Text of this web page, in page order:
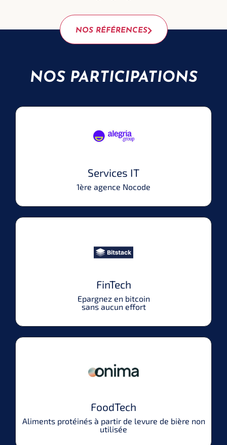
NOS RÉFÉRENCES
NOS PARTICIPATIONS
Services IT
1ère agence Nocode
FinTech
Epargnez en bitcoin
sans aucun effort
FoodTech
Aliments protéinés à partir de levure de bière non
utilisée